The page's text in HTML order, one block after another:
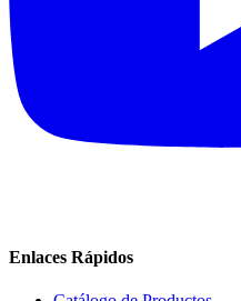
Enlaces Rápidos